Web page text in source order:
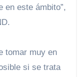
en este ámbito”,
tomar muy en
si se trata